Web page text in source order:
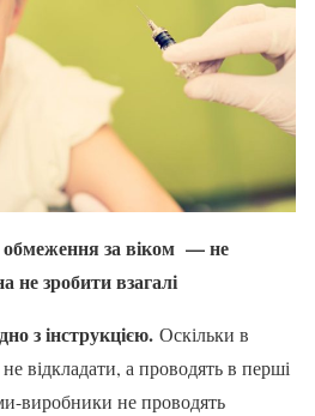
за віком — не
зробити взагалі
з інструкцією. Оскільки в
відкладати, а проводять в перші
виробники не проводять